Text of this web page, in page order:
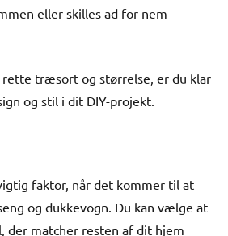
eller skilles ad for nem
rette træsort og størrelse, er du klar
og stil i dit DIY-projekt.
faktor, når det kommer til at
og dukkevogn. Du kan vælge at
der matcher resten af dit hjem